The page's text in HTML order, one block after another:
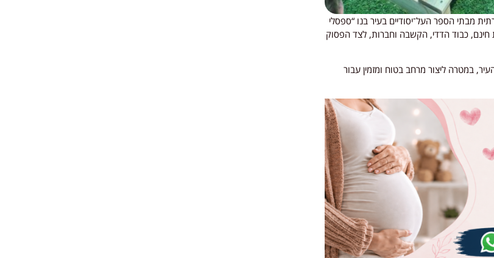
מבתי הספר העל־יסודיים בעיר בנו “ספסלי
כבוד הדדי, הקשבה וחברות, לצד הפסוק
במטרה ליצור מרחב בטוח ומזמין עבור